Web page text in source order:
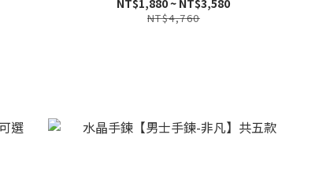
NT$4,760